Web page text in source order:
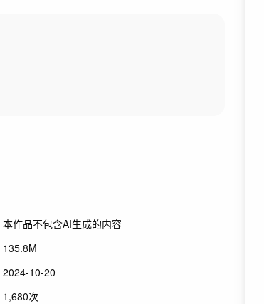
本作品不包含AI生成的内容
135.8M
2024-10-20
1,680次